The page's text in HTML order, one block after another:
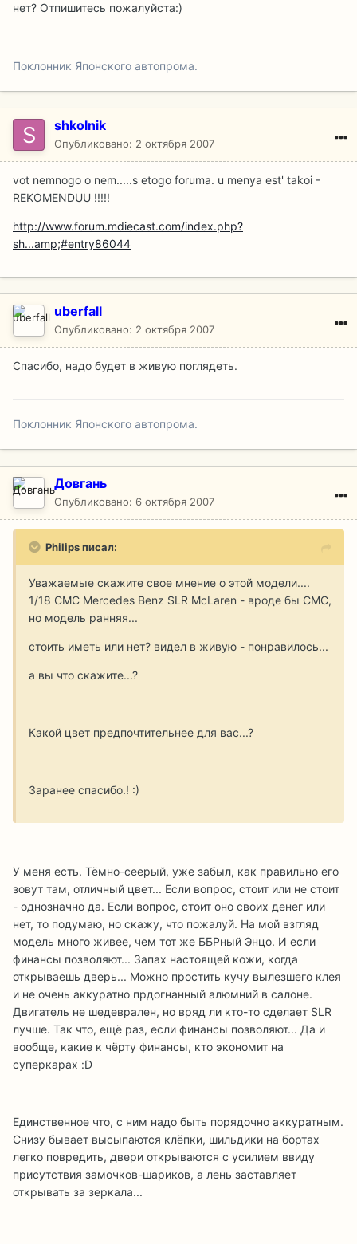
нет? Отпишитесь пожалуйста:)
Поклонник Японского автопрома.
shkolnik
Опубликовано: 2 октября 2007
vot nemnogo o nem.....s etogo foruma. u menya est' takoi -
REKOMENDUU !!!!!
http://www.forum.mdiecast.com/index.php?
sh...amp;#entry86044
uberfall
Опубликовано: 2 октября 2007
Спасибо, надо будет в живую поглядеть.
Поклонник Японского автопрома.
Довгань
Опубликовано: 6 октября 2007
Philips писал:
Уважаемые скажите свое мнение о этой модели....
1/18 CMC Mercedes Benz SLR McLaren - вроде бы СМС,
но модель ранняя...
стоить иметь или нет? видел в живую - понравилось...
а вы что скажите...?
Какой цвет предпочтительнее для вас...?
Заранее спасибо.! :)
У меня есть. Тёмно-сеерый, уже забыл, как правильно его
зовут там, отличный цвет... Если вопрос, стоит или не стоит
- однозначно да. Если вопрос, стоит оно своих денег или
нет, то подумаю, но скажу, что пожалуй. На мой взгляд
модель много живее, чем тот же ББРный Энцо. И если
финансы позволяют... Запах настоящей кожи, когда
открываешь дверь... Можно простить кучу вылезшего клея
и не очень аккуратно прдогнанный алюмний в салоне.
Двигатель не шедеврален, но вряд ли кто-то сделает SLR
лучше. Так что, ещё раз, если финансы позволяют... Да и
вообще, какие к чёрту финансы, кто экономит на
суперкарах :D
Единственное что, с ним надо быть порядочно аккуратным.
Снизу бывает высыпаются клёпки, шильдики на бортах
легко повредить, двери открываются с усилием ввиду
присутствия замочков-шариков, а лень заставляет
открывать за зеркала...